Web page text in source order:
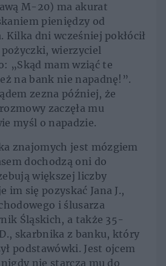
M-20) ma akurat
pieniędzy od
Kilka dni wcześniej pokłócił
wierzyciel
„Skąd mam wziąć te
na bank nie napadnę!”.
zezna później, że
zaczęła mu
myśl o napadzie.
znajomych jest mózgiem
dochodzą oni do
większej liczby
im się pozyskać Jana J.,
i ślusarza
Śląskich, a także 35-
skarbnika z banku, który
podstawówki. Jest ojcem
nie starcza mu do